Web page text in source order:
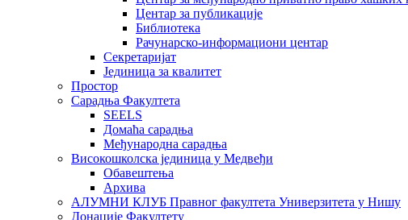
Центар за публикације
Библиотека
Рачунарско-информациони центар
Секретаријат
Јединица за квалитет
Простор
Сарадња Факултета
SEELS
Домаћа сарадња
Међународна сарадња
Високошколска јединица у Медвеђи
Обавештења
Архива
АЛУМНИ КЛУБ Правног факултета Универзитета у Нишу
Донације Факултету